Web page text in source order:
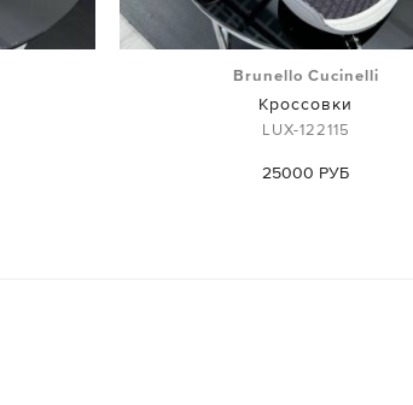
Brunello Cucinelli
Кроссовки
LUX-122115
25000 РУБ